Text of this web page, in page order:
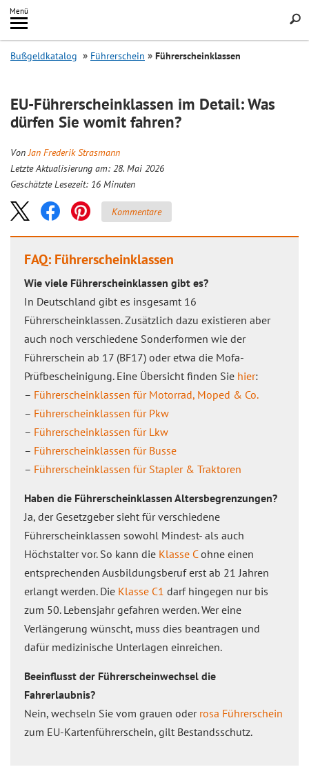
Inhalt
springen
Menü
Search
Bußgeldkatalog Führerschein Führerscheinklassen
EU-Führerscheinklassen im Detail: Was
dürfen Sie womit fahren?
VonJan Frederik Strasmann
Letzte Aktualisierung am: 28. Mai 2026
Geschätzte Lesezeit: 16 Minuten
Kommentare
FAQ: Führerscheinklassen
Wie viele Führerscheinklassen gibt es?
In Deutschland gibt es insgesamt 16
Führerscheinklassen. Zusätzlich dazu existieren aber
auch noch verschiedene Sonderformen wie der
Führerschein ab 17 (BF17) oder etwa die Mofa-
Prüfbescheinigung. Eine Übersicht finden Sie hier:
– Führerscheinklassen für Motorrad, Moped & Co.
– Führerscheinklassen für Pkw
– Führerscheinklassen für Lkw
– Führerscheinklassen für Busse
– Führerscheinklassen für Stapler & Traktoren
Haben die Führerscheinklassen Altersbegrenzungen?
Ja, der Gesetzgeber sieht für verschiedene
Führerscheinklassen sowohl Mindest- als auch
Höchstalter vor. So kann die Klasse Cohne einen
entsprechenden Ausbildungsberuf erst ab 21 Jahren
erlangt werden. Die Klasse C1 darf hingegen nur bis
zum 50. Lebensjahr gefahren werden. Wer eine
Verlängerung wünscht, muss dies beantragen und
dafür medizinische Unterlagen einreichen.
Beeinflusst der Führerscheinwechsel die
Fahrerlaubnis?
Nein, wechseln Sie vom grauen oder rosa Führerschein
zum EU-Kartenführerschein, gilt Bestandsschutz.